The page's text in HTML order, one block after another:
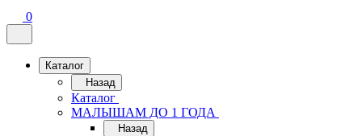
0
Каталог
Назад
Каталог
МАЛЫШАМ ДО 1 ГОДА
Назад